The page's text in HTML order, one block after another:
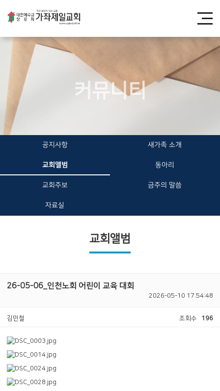
커뮤니티
공지사항 새가족 소개
교회앨범 동아리
교회주보 금주의 말씀
자료실
교회앨범
26-05-06_인천노회 어린이 교육 대회
2026-05-10 17:54:48
김민철 조회수 196